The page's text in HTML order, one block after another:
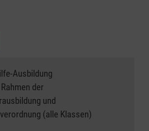
Ausbildung
der
und
(alle Klassen)